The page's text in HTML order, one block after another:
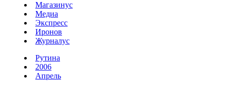
Магазинус
Медиа
Экспресс
Иронов
Журналус
Рутина
2006
Апрель